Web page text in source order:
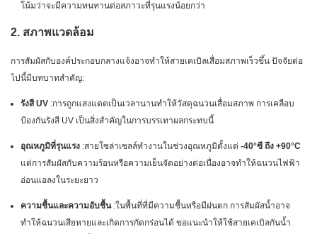
โน้มว่าจะมีความทนทานต่อสภาวะที่รุนแรงน้อยกว่า
2. สภาพแวดล้อม
การสัมผัสกับองค์ประกอบกลางแจ้งอาจทำให้สายเคเบิลเสื่อมสภาพเร็วขึ้น ปัจจัยต่อ
ไปนี้มีบทบาทสำคัญ:
รังสี UV :การถูกแสงแดดเป็นเวลานานทำให้วัสดุฉนวนเสื่อมสภาพ การเคลือบ
ป้องกันรังสี UV เป็นสิ่งสำคัญในการบรรเทาผลกระทบนี้
อุณหภูมิที่รุนแรง :สายโซล่าเซลล์ทำงานในช่วงอุณหภูมิตั้งแต่-40°ซี ถึง +90°C
แต่การสัมผัสกับความร้อนหรือความเย็นจัดอย่างต่อเนื่องอาจทำให้ฉนวนไฟฟ้า
อ่อนแอลงในระยะยาว
ความชื้นและความอับชื้น :ในพื้นที่ที่มีความชื้นหรือมีฝนตก การสัมผัสน้ำอาจ
ทำให้ฉนวนเสียหายและเกิดการกัดกร่อนได้ ขอแนะนำให้ใช้สายเคเบิลกันน้ำ